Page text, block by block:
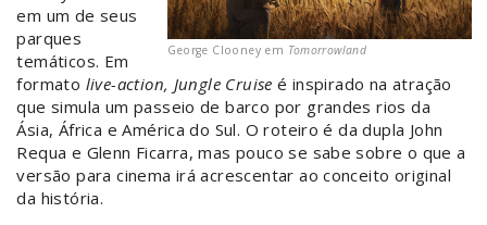
George Clooney em Tomorrowland
em um de seus
parques
temáticos. Em
formato live-action, Jungle Cruise é inspirado na atração
que simula um passeio de barco por grandes rios da
Ásia, África e América do Sul. O roteiro é da dupla John
Requa e Glenn Ficarra, mas pouco se sabe sobre o que a
versão para cinema irá acrescentar ao conceito original
da história.